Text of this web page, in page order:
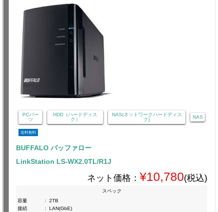
PCパー
ツ
HDD（ハードディス
ク）
NAS(ネットワークハードディス
ク)
NAS
送料無料
BUFFALO バッファロー
LinkStation LS-WX2.0TL/R1J
ネット価格： ¥10,780(税込)
スペック
容量
:
2TB
接続
:
LAN(GbE)